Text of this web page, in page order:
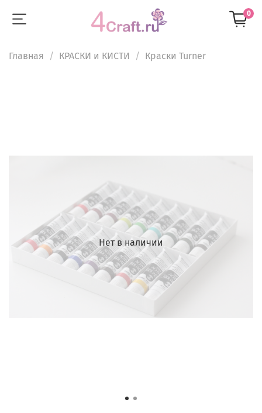
0
Главная КРАСКИ и КИСТИ Краски Turner
Нет в наличии